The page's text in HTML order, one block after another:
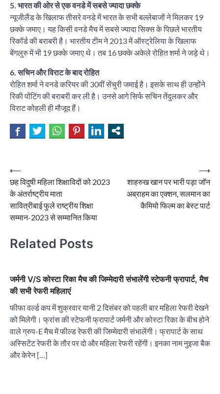
5. भारत की ओर से एक वनडे में सबसे ज्यादा छक्के
न्यूजीलैंड के खिलाफ तीसरे वनडे में भारत के सभी बल्लेबाजों ने मिलकर 19
छक्के जमाए। यह किसी वनडे मैच में सबसे ज्यादा सिक्स के पिछले भारतीय
रिकॉर्ड की बराबरी है। भारतीय टीम ने 2013 में ऑस्ट्रेलिया के खिलाफ
बेंगलुरु में भी 19 छक्के जमाए थे। तब 16 छक्के अकेले रोहित शर्मा ने जड़े थे।
6. सचिन और विराट के बाद रोहित
रोहित शर्मा ने वनडे करियर की 30वीं सेंचुरी जमाई है। इसके साथ ही उन्होंने
रिकी पोंटिंग की बराबरी कर ली है। उनसे आगे सिर्फ सचिन तेंदुलकर और
विराट कोहली ही मौजूद हैं।
Post
navigation
⟵
छह विदुषी महिला शिक्षाविदों को 2023
के अंतर्राष्ट्रीय माता
सावित्रीबाई फुले राष्ट्रीय शिक्षा
सम्मान-2023 से सम्मानित किया
शाहरुख खान पर भारी पड़ा जॉन
अब्राहम का एक्शन, सलमान का
कैमियो फिल्म का बेस्ट पार्ट
⟶
Related Posts
जर्मनी V/S कोस्टा रिका मैच की जिम्मेदारी संभालेंगी स्टेफनी फ्रापार्ट, मैच
की सभी रेफरी महिलाएं
फीफा वर्ल्ड कप में शुक्रवार यानी 2 दिसंबर को पहली बार महिला रेफरी देखने
को मिलेगी। फ्रांस की स्टेफनी फ्रापार्ट जर्मनी और कोस्टा रिका के बीच होने
वाले ग्रुप-E मैच में फील्ड रेफरी की जिम्मेदारी संभालेंगी। फ्रापार्ट के साथ
अस्सिटेंट रेफरी के तौर पर दो और महिला रेफरी रहेंगी। इनका नाम नुइजा बैक
और केरेन […]